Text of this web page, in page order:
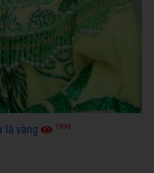
là vàng 1999